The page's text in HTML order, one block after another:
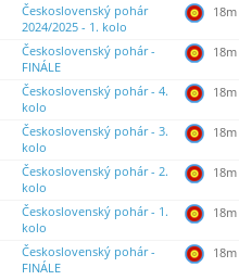
Československý pohár
2024/2025 - 1. kolo
Československý pohár -
FINÁLE
Československý pohár - 4.
kolo
Československý pohár - 3.
kolo
Československý pohár - 2.
kolo
Československý pohár - 1.
kolo
Československý pohár -
FINÁLE